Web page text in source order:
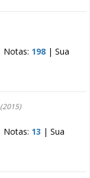
Notas: 198 | Sua
(2015)
Notas: 13 | Sua